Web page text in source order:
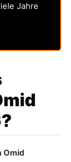
Jahre
Omid